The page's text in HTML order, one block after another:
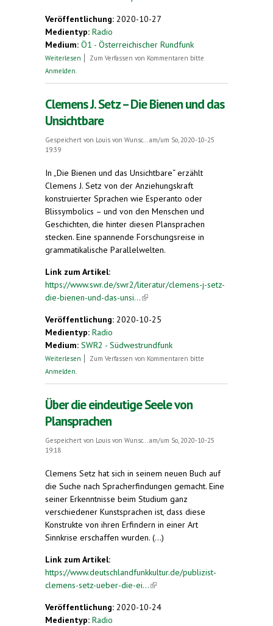
Veröffentlichung: 2020-10-27
Medientyp: Radio
Medium: Ö1 - Österreichischer Rundfunk
Weiterlesen über Clemens Setz und die Grenzen der Sprache
Zum Verfassen von Kommentaren bitte
Anmelden
Clemens J. Setz – Die Bienen und das
Unsichtbare
Gespeichert von Louis von Wunsc...
am/um So, 2020-10-25
19:39
In „Die Bienen und das Unsichtbare“ erzählt
Clemens J. Setz von der Anziehungskraft
konstruierter Sprachen wie Esperanto oder
Blissymbolics – und von den Menschen und
Geschichten, die hinter diesen Plansprachen
stecken. Eine spannende Forschungsreise in
grammatikalische Parallelwelten.
Link zum Artikel:
https://www.swr.de/swr2/literatur/clemens-j-setz-
die-bienen-und-das-unsi...(link is external)
Veröffentlichung: 2020-10-25
Medientyp: Radio
Medium: SWR2 - Südwestrundfunk
Weiterlesen über Clemens J. Setz – Die Bienen und das
Zum Verfassen von Kommentaren bitte
Anmelden
Über die eindeutige Seele von
Plansprachen
Gespeichert von Louis von Wunsc...
am/um So, 2020-10-25
19:18
Clemens Setz hat sich in seinem neuen Buch auf
die Suche nach Spracherfindungen gemacht. Eine
seiner Erkenntnisse beim Studium ganz
verschiedener Kunstsprachen ist, dass diese
Konstrukte von ihren Erfindern in einer Art
Sinnkrise erschaffen wurden. (...)
Link zum Artikel:
https://www.deutschlandfunkkultur.de/publizist-
clemens-setz-ueber-die-ei...(link is external)
Veröffentlichung: 2020-10-24
Medientyp: Radio